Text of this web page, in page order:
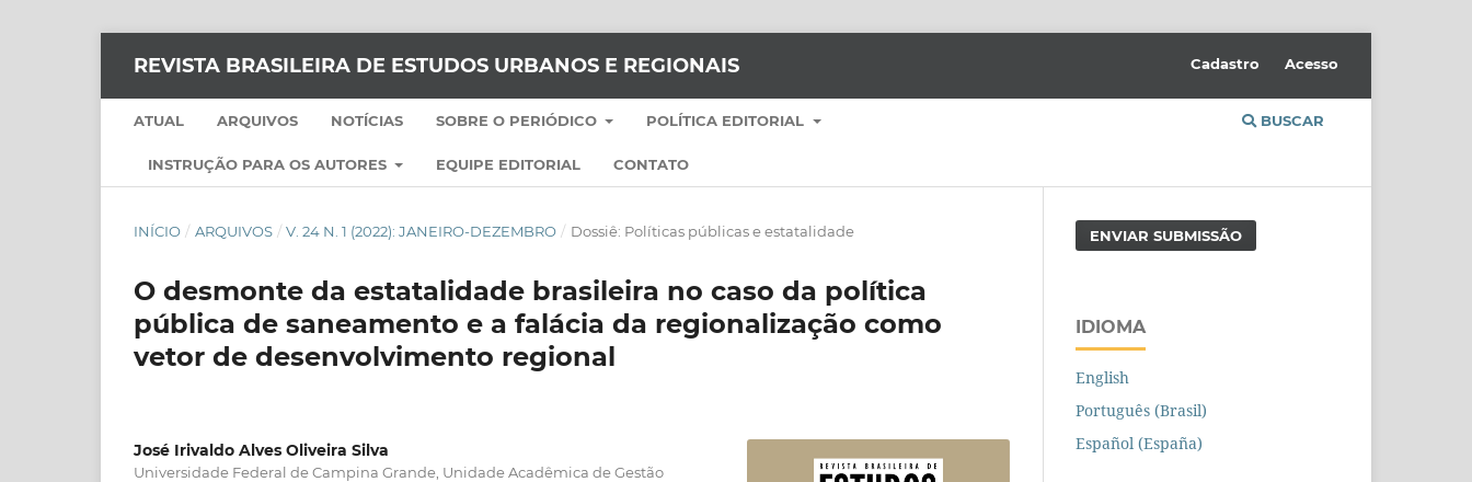
REVISTA BRASILEIRA DE ESTUDOS URBANOS E REGIONAIS
ATUAL ARQUIVOS NOTÍCIAS SOBRE O PERIÓDICO POLÍTICA EDITORIAL
INSTRUÇÃO PARA OS AUTORES EQUIPE EDITORIAL CONTATO
BUSCAR
Cadastro Acesso
INÍCIO / ARQUIVOS / V. 24 N. 1 (2022): JANEIRO-DEZEMBRO / Dossiê: Políticas públicas e estatalidade
O desmonte da estatalidade brasileira no caso da política
pública de saneamento e a falácia da regionalização como
vetor de desenvolvimento regional
José Irivaldo Alves Oliveira Silva
Universidade Federal de Campina Grande, Unidade Acadêmica de Gestão
ENVIAR SUBMISSÃO
IDIOMA
English
Português (Brasil)
Español (España)